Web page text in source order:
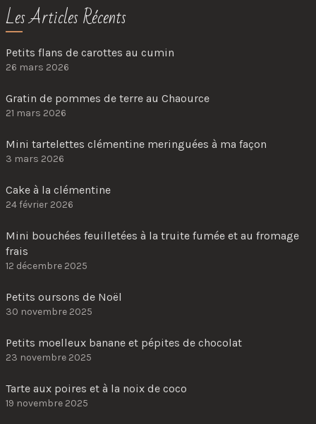
Les Articles Récents
Petits flans de carottes au cumin
26 mars 2026
Gratin de pommes de terre au Chaource
21 mars 2026
Mini tartelettes clémentine meringuées à ma façon
3 mars 2026
Cake à la clémentine
24 février 2026
Mini bouchées feuilletées à la truite fumée et au fromage
frais
12 décembre 2025
Petits oursons de Noël
30 novembre 2025
Petits moelleux banane et pépites de chocolat
23 novembre 2025
Tarte aux poires et à la noix de coco
19 novembre 2025